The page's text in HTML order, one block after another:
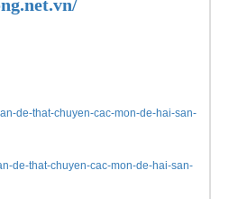
de-that-chuyen-cac-mon-de-hai-san-
de-that-chuyen-cac-mon-de-hai-san-